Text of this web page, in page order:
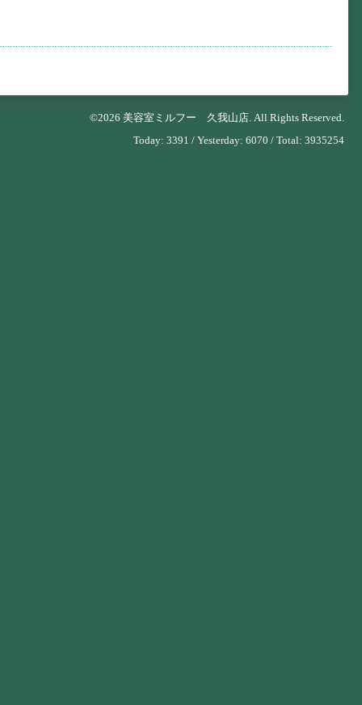
©2026 美容室ミルフー 久我山店. All Rights Reserved.
Today: 3391 / Yesterday: 6070 / Total: 3935254